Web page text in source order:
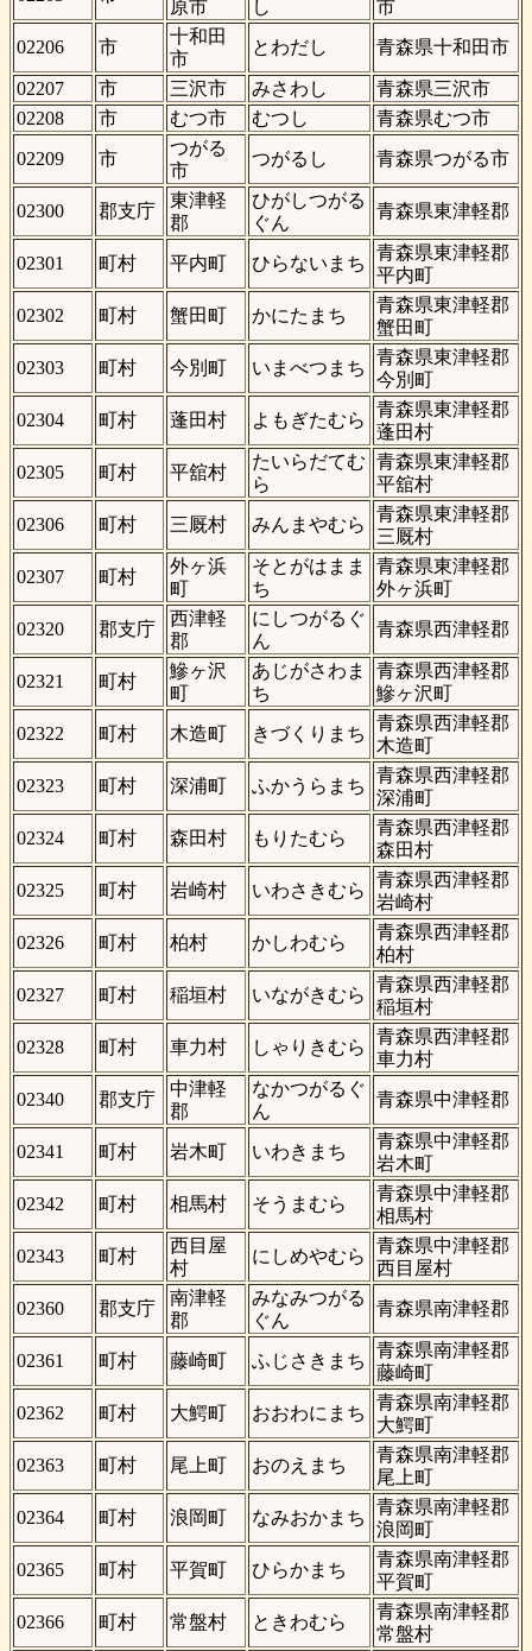
原市 し
市
02206
市
十和田
市
とわだし 青森県十和田市
02207 市 三沢市 みさわし
青森県三沢市
02208
市 むつ市 むつし
青森県むつ市
02209
市
つがる
市
つがるし 青森県つがる市
02300 郡支庁
東津軽
郡
ひがしつがる
ぐん
青森県東津軽郡
02301 町村 平内町 ひらないまち
青森県東津軽郡
平内町
02302
町村 蟹田町 かにたまち
青森県東津軽郡
蟹田町
02303
町村 今別町 いまべつまち
青森県東津軽郡
今別町
02304
町村 蓬田村 よもぎたむら
青森県東津軽郡
蓬田村
02305
町村 平舘村
たいらだてむ
ら
青森県東津軽郡
平舘村
02306
町村 三厩村 みんまやむら
青森県東津軽郡
三厩村
02307
町村
外ヶ浜
町
そとがはまま
ち
青森県東津軽郡
外ヶ浜町
02320
郡支庁
西津軽
郡
にしつがるぐ
ん
青森県西津軽郡
02321 町村
鰺ヶ沢
町
あじがさわま
ち
青森県西津軽郡
鰺ヶ沢町
02322
町村 木造町 きづくりまち
青森県西津軽郡
木造町
02323
町村 深浦町 ふかうらまち
青森県西津軽郡
深浦町
02324
町村 森田村 もりたむら
青森県西津軽郡
森田村
02325
町村 岩崎村 いわさきむら
青森県西津軽郡
岩崎村
02326
町村 柏村 かしわむら
青森県西津軽郡
柏村
02327
町村 稲垣村 いながきむら
青森県西津軽郡
稲垣村
02328
町村 車力村 しゃりきむら
青森県西津軽郡
車力村
02340
郡支庁
中津軽
郡
なかつがるぐ
ん
青森県中津軽郡
02341 町村 岩木町 いわきまち
青森県中津軽郡
岩木町
02342
町村 相馬村 そうまむら
青森県中津軽郡
相馬村
02343
町村
西目屋
村
にしめやむら
青森県中津軽郡
西目屋村
02360
郡支庁
南津軽
郡
みなみつがる
ぐん
青森県南津軽郡
02361 町村 藤崎町 ふじさきまち
青森県南津軽郡
藤崎町
02362
町村 大鰐町 おおわにまち
青森県南津軽郡
大鰐町
02363
町村 尾上町 おのえまち
青森県南津軽郡
尾上町
02364
町村 浪岡町 なみおかまち
青森県南津軽郡
浪岡町
02365
町村 平賀町 ひらかまち
青森県南津軽郡
平賀町
02366
町村 常盤村 ときわむら
青森県南津軽郡
常盤村